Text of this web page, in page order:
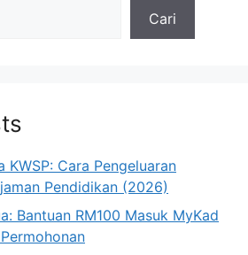
Cari
KWSP: Cara Pengeluaran
Pendidikan (2026)
Bantuan RM100 Masuk MyKad